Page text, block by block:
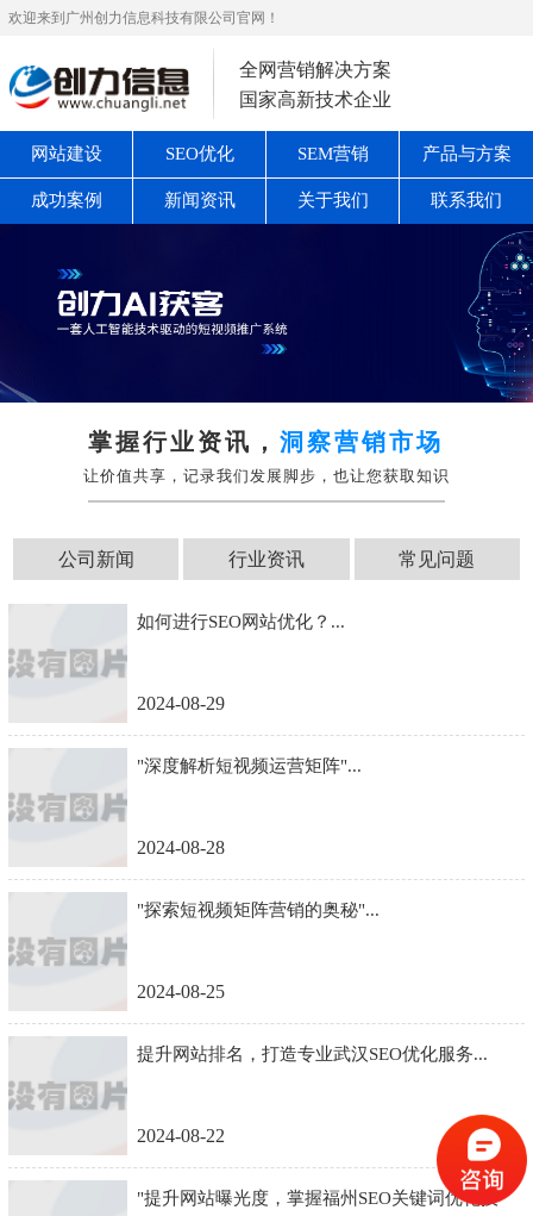
欢迎来到广州创力信息科技有限公司官网！
全网营销解决方案
国家高新技术企业
网站建设 SEO优化 SEM营销 产品与方案
成功案例 新闻资讯 关于我们 联系我们
掌握行业资讯，洞察营销市场
让价值共享，记录我们发展脚步，也让您获取知识
公司新闻 行业资讯 常见问题
如何进行SEO网站优化？...
2024-08-29
"深度解析短视频运营矩阵"...
2024-08-28
"探索短视频矩阵营销的奥秘"...
2024-08-25
提升网站排名，打造专业武汉SEO优化服务...
2024-08-22
"提升网站曝光度，掌握福州SEO关键词优化技